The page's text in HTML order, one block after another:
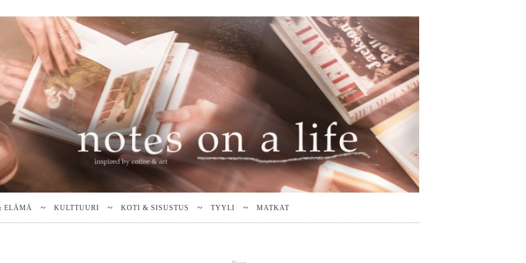
ELÄMÄ KULTTUURI KOTI & SISUSTUS TYYLI MATKAT